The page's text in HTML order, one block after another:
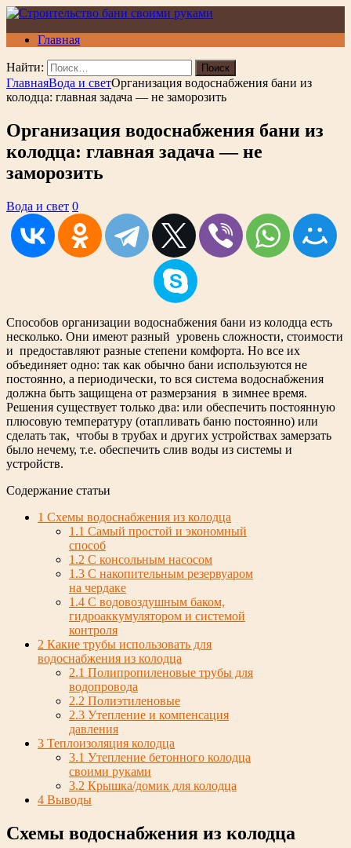
Главная
Найти:
ГлавнаяВода и светОрганизация водоснабжения бани из
колодца: главная задача — не заморозить
Организация водоснабжения бани из
колодца: главная задача — не
заморозить
Вода и свет 0
Способов организации водоснабжения бани из колодца есть
несколько. Они имеют разный уровень сложности, стоимости
и предоставляют разные степени комфорта. Но все их
объединяет одно: так как обычно бани используются не
постоянно, а периодически, то вся система водоснабжения
должна быть защищена от размерзания в зимнее время.
Решения существует только два: или обеспечить постоянную
плюсовую температуру (отапливать баню постоянно) или
сделать так, чтобы в трубах и других устройствах замерзать
было нечему, т.е. обеспечить слив воды из системы и
устройств.
Содержание статьи
1 Схемы водоснабжения из колодца
1.1 Самый простой и экономный
способ
1.2 С консольным насосом
1.3 С накопительным резервуаром
на чердаке
1.4 С водовоздушным баком,
гидроаккумулятором и системой
контроля
2 Какие трубы использовать для
водоснабжения из колодца
2.1 Полипропиленовые трубы для
водопровода
2.2 Полиэтиленовые
2.3 Утепление и компенсация
давления
3 Теплоизоляция колодца
3.1 Утепление бетонного колодца
своими руками
3.2 Крышка/домик для колодца
4 Выводы
Схемы водоснабжения из колодца